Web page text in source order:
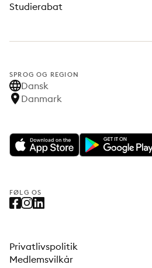
Studierabat
SPROG OG REGION
Dansk
Danmark
FØLG OS
Privatlivspolitik
Medlemsvilkår